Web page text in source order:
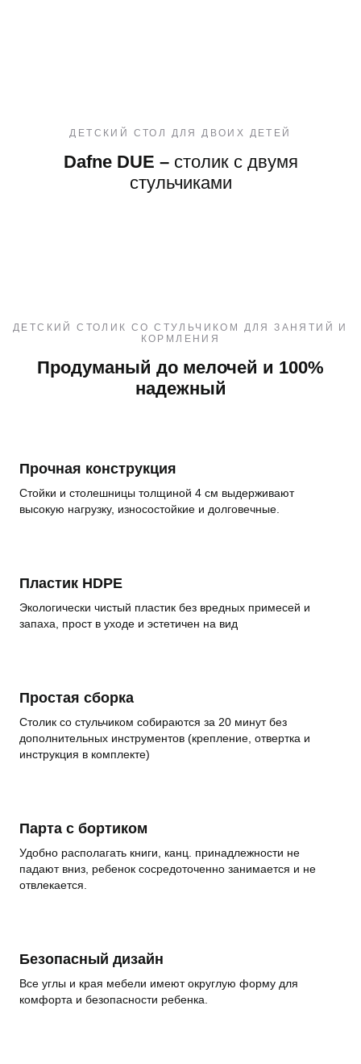
ДЕТСКИЙ СТОЛ ДЛЯ ДВОИХ ДЕТЕЙ
Dafne DUE – столик с двумя
стульчиками
ДЕТСКИЙ СТОЛИК СО СТУЛЬЧИКОМ ДЛЯ ЗАНЯТИЙ И
КОРМЛЕНИЯ
Продуманый до мелочей и 100%
надежный
Прочная конструкция
Стойки и столешницы толщиной 4 см выдерживают
высокую нагрузку, износостойкие и долговечные.
Пластик HDPE
Экологически чистый пластик без вредных примесей и
запаха, прост в уходе и эстетичен на вид
Простая сборка
Столик со стульчиком собираются за 20 минут без
дополнительных инструментов (крепление, отвертка и
инструкция в комплекте)
Парта с бортиком
Удобно располагать книги, канц. принадлежности не
падают вниз, ребенок сосредоточенно занимается и не
отвлекается.
Безопасный дизайн
Все углы и края мебели имеют округлую форму для
комфорта и безопасности ребенка.